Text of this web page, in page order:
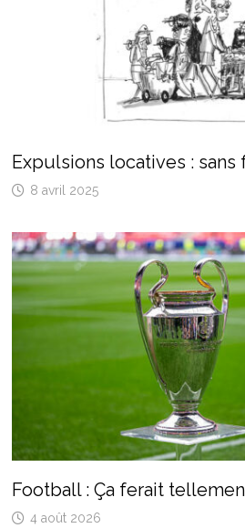
Expulsions locatives :
8 avril 2025
Football : Ça ferait
4 août 2026